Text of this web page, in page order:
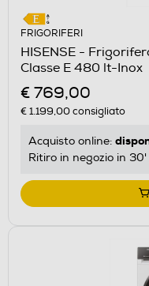
FRIGORIFERI
HISENSE -
Classe E 480 lt-Inox
€ 769,00
€ 1.199,00consigliato
Acquisto online:
Ritiro in negozio in